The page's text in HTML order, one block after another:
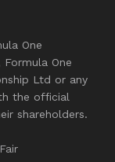
One
One
Ltd or any
the official
shareholders.